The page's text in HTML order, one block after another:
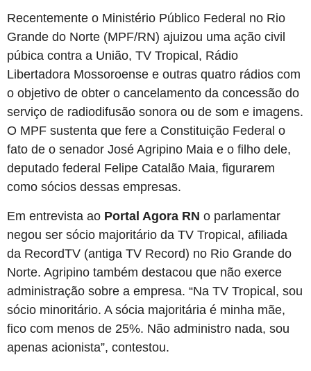
Recentemente o Ministério Público Federal no Rio
Grande do Norte (MPF/RN) ajuizou uma ação civil
púbica contra a União, TV Tropical, Rádio
Libertadora Mossoroense e outras quatro rádios com
o objetivo de obter o cancelamento da concessão do
serviço de radiodifusão sonora ou de som e imagens.
O MPF sustenta que fere a Constituição Federal o
fato de o senador José Agripino Maia e o filho dele,
deputado federal Felipe Catalão Maia, figurarem
como sócios dessas empresas.
Em entrevista ao Portal Agora RN o parlamentar
negou ser sócio majoritário da TV Tropical, afiliada
da RecordTV (antiga TV Record) no Rio Grande do
Norte. Agripino também destacou que não exerce
administração sobre a empresa. “Na TV Tropical, sou
sócio minoritário. A sócia majoritária é minha mãe,
fico com menos de 25%. Não administro nada, sou
apenas acionista”, contestou.